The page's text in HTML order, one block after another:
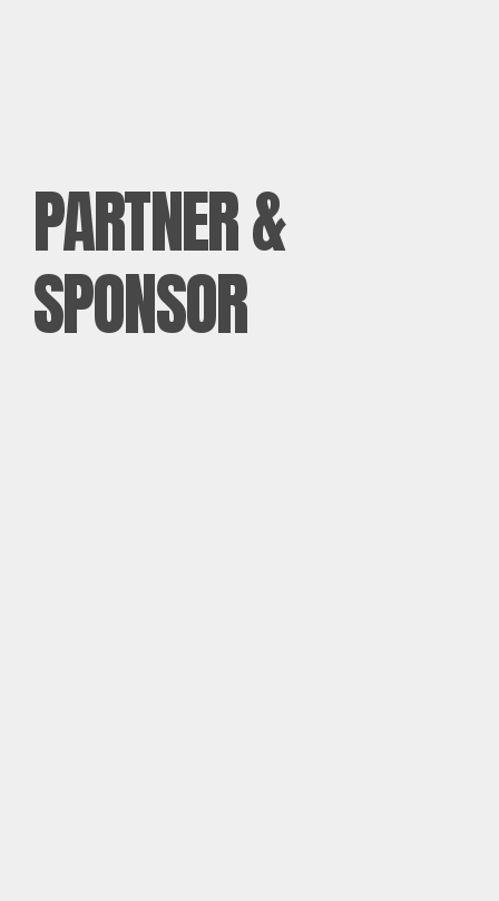
PARTNER &
SPONSOR